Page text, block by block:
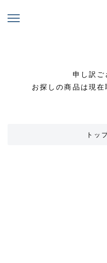
申し訳ご
お探しの商品は現在
トッ